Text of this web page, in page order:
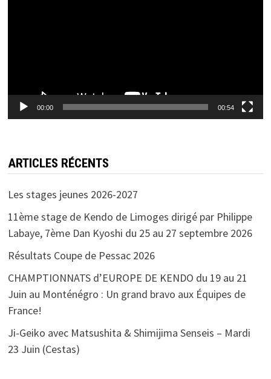
00:00 00:54
ARTICLES RÉCENTS
Les stages jeunes 2026-2027
11ème stage de Kendo de Limoges dirigé par Philippe
Labaye, 7ème Dan Kyoshi du 25 au 27 septembre 2026
Résultats Coupe de Pessac 2026
CHAMPTIONNATS d’EUROPE DE KENDO du 19 au 21
Juin au Monténégro : Un grand bravo aux Équipes de
France!
Ji-Geiko avec Matsushita & Shimijima Senseis – Mardi
23 Juin (Cestas)